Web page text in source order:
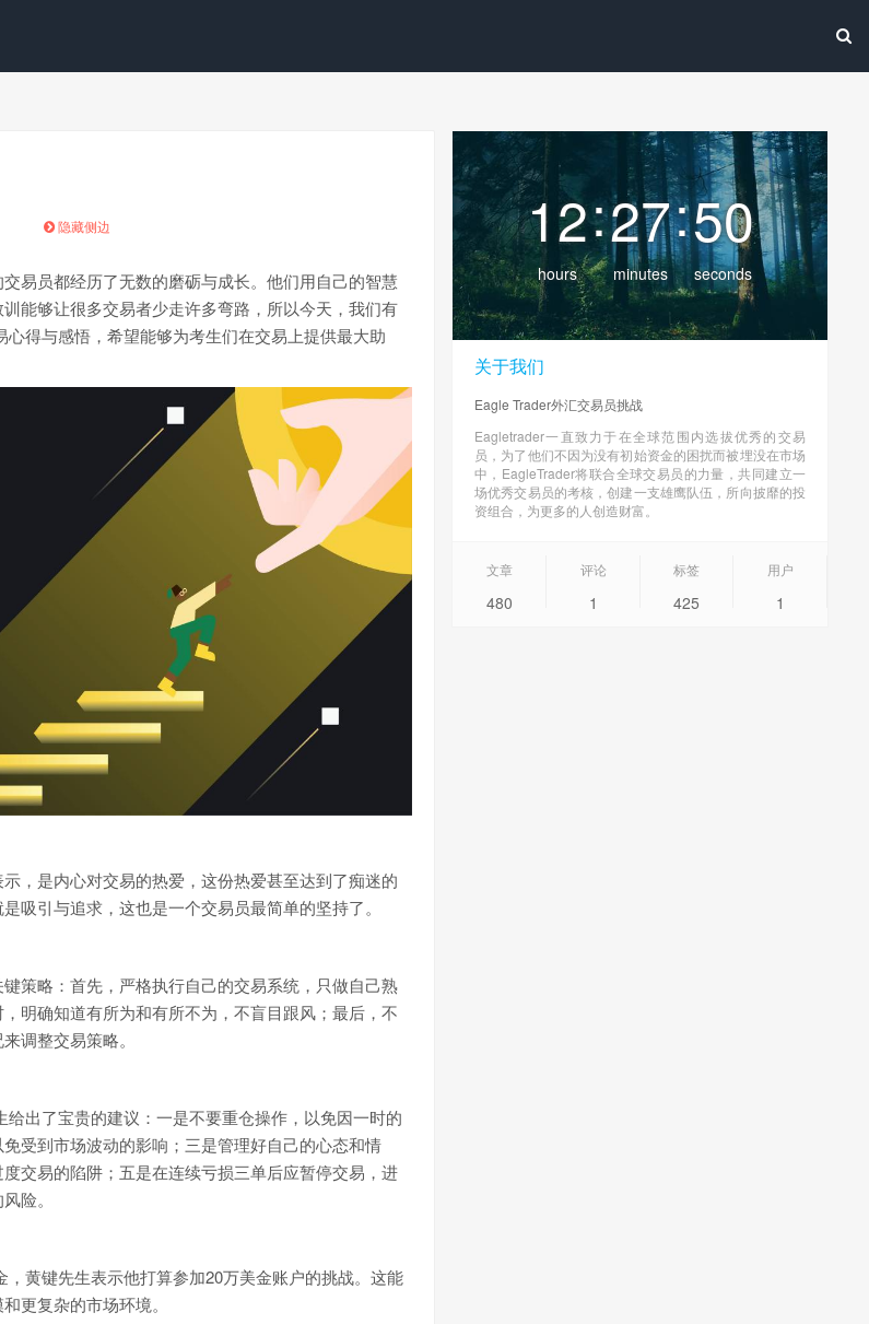
隐藏侧边
易员都经历了无数的磨砺与成长。他们用自己的智慧
能够让很多交易者少走许多弯路，所以今天，我们有
得与感悟，希望能够为考生们在交易上提供最大助
，是内心对交易的热爱，这份热爱甚至达到了痴迷的
吸引与追求，这也是一个交易员最简单的坚持了。
策略：首先，严格执行自己的交易系统，只做自己熟
明确知道有所为和有所不为，不盲目跟风；最后，不
调整交易策略。
出了宝贵的建议：一是不要重仓操作，以免因一时的
受到市场波动的影响；三是管理好自己的心态和情
交易的陷阱；五是在连续亏损三单后应暂停交易，进
险。
黄键先生表示他打算参加20万美金账户的挑战。这能
更复杂的市场环境。
12
hours
:27
minutes
:51
seconds
关于我们
Eagle Trader外汇交易员挑战
Eagletrader一直致力于在全球范围内选拔优秀的交易
员，为了他们不因为没有初始资金的困扰而被埋没在市场
中，EagleTrader将联合全球交易员的力量，共同建立一
场优秀交易员的考核，创建一支雄鹰队伍，所向披靡的投
资组合，为更多的人创造财富。
文章
480
评论
1
标签
425
用户
1